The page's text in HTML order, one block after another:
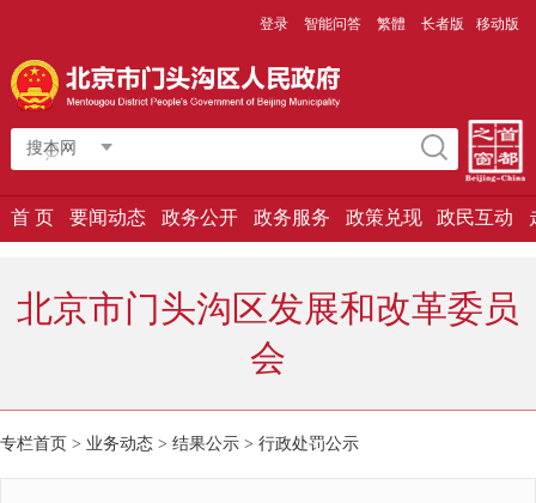
登录 智能问答 繁體 长者版 移动版
搜本网
首 页 要闻动态 政务公开 政务服务 政策兑现 政民互动
北京市门头沟区发展和改革委员
会
专栏首页 > 业务动态 > 结果公示 > 行政处罚公示